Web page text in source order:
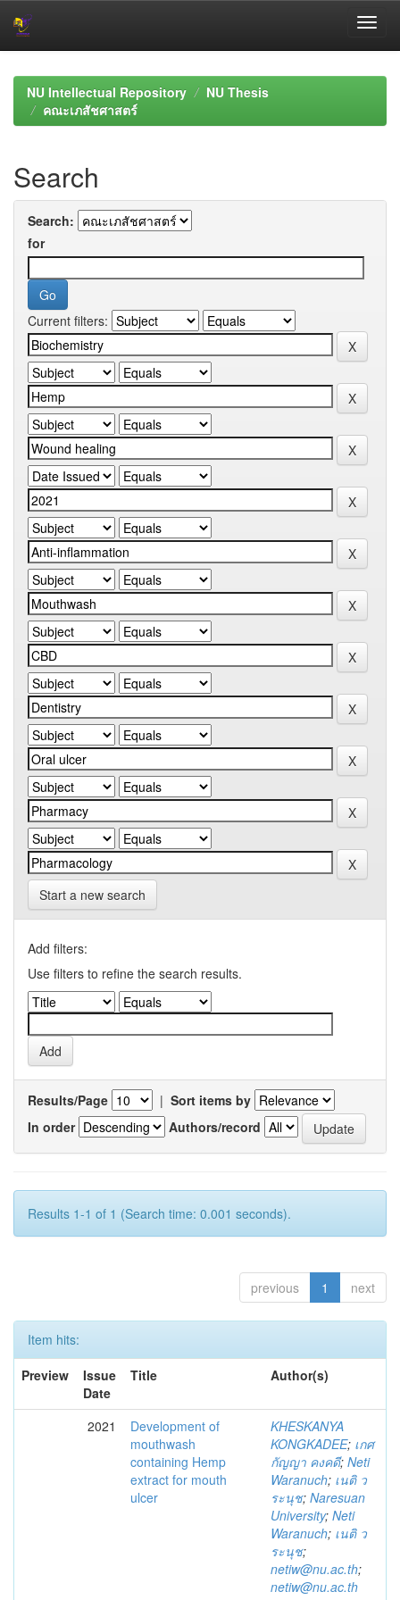
navigationNU Intellectual Repository
NU Thesis
คณะเภสัชศาสตร์
Search
Search:
for
Current filters:
Start a new search
Add filters:
Use filters to refine the search results.
Results/Page | Sort items by
In order
Authors/record
Results 1-1 of 1 (Search time: 0.001 seconds).
previous 1 next
Item hits:
Preview
Issue
Date
Title Author(s)
2021
Development of
mouthwash
containing Hemp
extract for mouth
ulcer
KHESKANYA
KONGKADEE; เกศ
กัญญา คงคดี; Neti
Waranuch; เนติ ว
ระนุช; Naresuan
University; Neti
Waranuch; เนติ ว
ระนุช;
netiw@nu.ac.th;
netiw@nu.ac.th